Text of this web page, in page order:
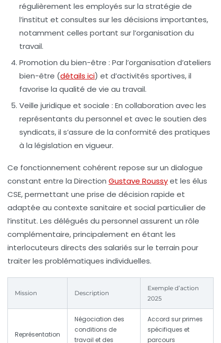
régulièrement les employés sur la stratégie de
l’institut et consultes sur les décisions importantes,
notamment celles portant sur l’organisation du
travail.
Promotion du bien-être : Par l’organisation d’ateliers
bien-être (détails ici) et d’activités sportives, il
favorise la qualité de vie au travail.
Veille juridique et sociale : En collaboration avec les
représentants du personnel et avec le soutien des
syndicats, il s’assure de la conformité des pratiques
à la législation en vigueur.
Ce fonctionnement cohérent repose sur un dialogue
constant entre la Direction Gustave Roussyet les élus
CSE, permettant une prise de décision rapide et
adaptée au contexte sanitaire et social particulier de
l’institut. Les délégués du personnel assurent un rôle
complémentaire, principalement en étant les
interlocuteurs directs des salariés sur le terrain pour
traiter les problématiques individuelles.
Mission Description
Exemple d’action
2025
Représentation
Négociation des
conditions de
travail et des
Accord sur primes
spécifiques et
parcours